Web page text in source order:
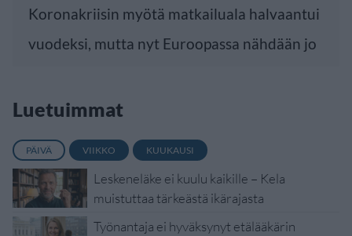
Koronakriisin myötä matkailuala halvaantui
vuodeksi, mutta nyt Euroopassa nähdään jo
Luetuimmat
PÄIVÄ VIIKKO KUUKAUSI
Leskeneläke ei kuulu kaikille – Kela
muistuttaa tärkeästä ikärajasta
Työnantaja ei hyväksynyt etälääkärin